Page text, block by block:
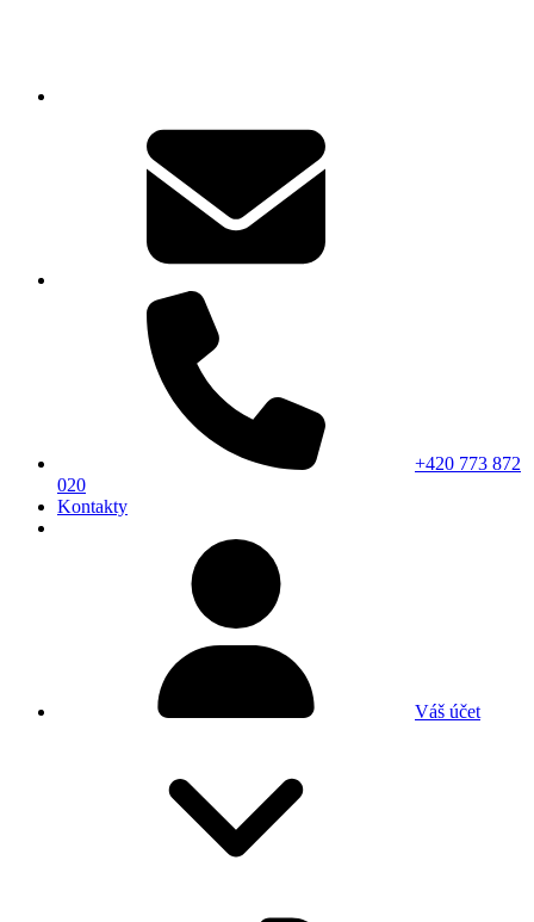
+420 773 872
020
Kontakty
Váš účet